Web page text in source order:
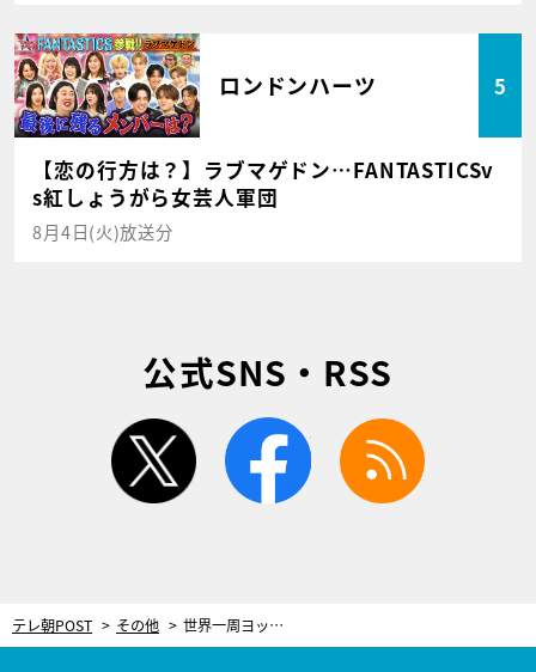
ロンドンハーツ 5
【恋の行方は？】ラブマゲドン…FANTASTICSv
s紅しょうがら女芸人軍団
8月4日(火)放送分
公式SNS・RSS
twitter facebook
テレ朝POST その他 世界一周ヨットレースを完走した男性の“子供たちとの約束” 感動の連続「僕も元気がでました」